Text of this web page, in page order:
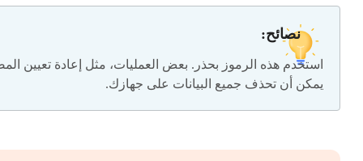
نصائح:
استخدم هذه الرموز بحذر. بعض العمليات، مثل إعادة تعيين
يمكن أن تحذف جميع البيانات على جهازك.